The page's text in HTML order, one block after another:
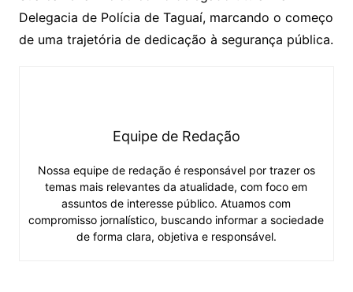
Delegacia de Polícia de Taguaí, marcando o começo
de uma trajetória de dedicação à segurança pública.
Equipe de Redação
Nossa equipe de redação é responsável por trazer os
temas mais relevantes da atualidade, com foco em
assuntos de interesse público. Atuamos com
compromisso jornalístico, buscando informar a sociedade
de forma clara, objetiva e responsável.